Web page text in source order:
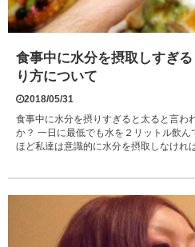
食事中に水分を摂取しすぎ
り方について
2018/05/31
食事中に水分を摂りすぎると太ると言わ
か？ 一日に最低でも水を２リットル飲
ほど私達は意識的に水分を摂取しなけれ